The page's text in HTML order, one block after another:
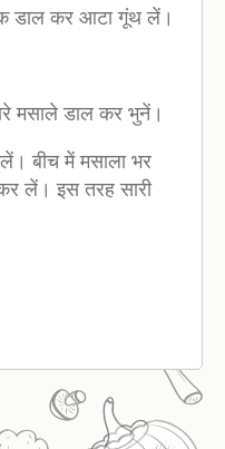
डाल कर आटा गूंथ लें।
मसाले डाल कर भुनें।
बीच में मसाला भर
लें। इस तरह सारी